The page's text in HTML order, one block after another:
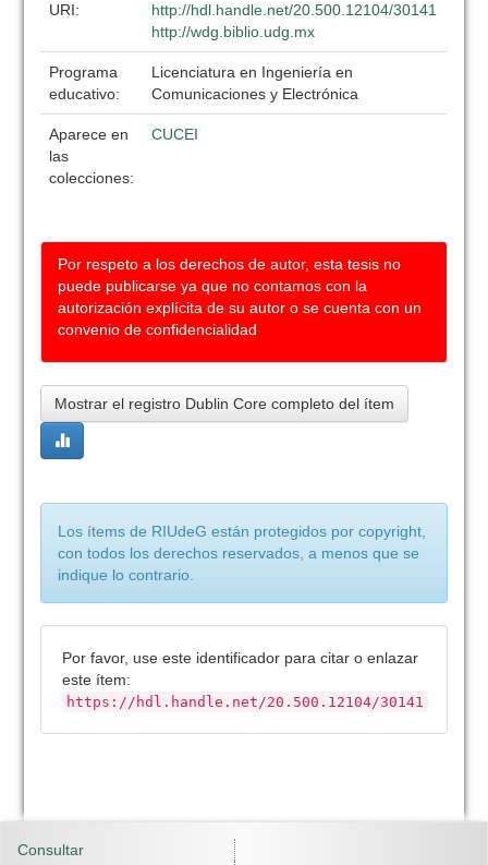
URI:
http://hdl.handle.net/20.500.12104/30141
http://wdg.biblio.udg.mx
Programa
educativo:
Licenciatura en Ingeniería en
Comunicaciones y Electrónica
Aparece en
las
colecciones:
CUCEI
Por respeto a los derechos de autor, esta tesis no
puede publicarse ya que no contamos con la
autorización explícita de su autor o se cuenta con un
convenio de confidencialidad
Mostrar el registro Dublin Core completo del ítem
Los ítems de RIUdeG están protegidos por copyright,
con todos los derechos reservados, a menos que se
indique lo contrario.
Por favor, use este identificador para citar o enlazar
este ítem:
https://hdl.handle.net/20.500.12104/30141
Consultar